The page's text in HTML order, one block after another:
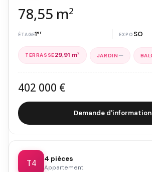
78,55 m2
1er SO
29,91 m2 —
402 000 €
Demande d'information
T4 4 pièces
Appartement